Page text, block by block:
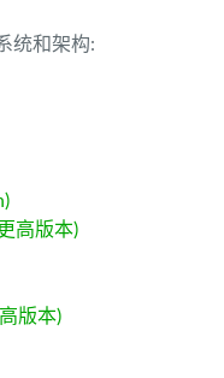
统和架构:
高版本)
版本)